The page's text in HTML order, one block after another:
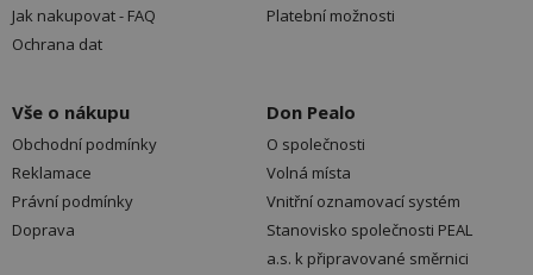
Jak nakupovat - FAQ
Ochrana dat
Platební možnosti
Vše o nákupu
Obchodní podmínky
Reklamace
Právní podmínky
Doprava
Don Pealo
O společnosti
Volná místa
Vnitřní oznamovací systém
Stanovisko společnosti PEAL
a.s. k připravované směrnici